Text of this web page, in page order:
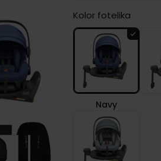
Kolor fotelika
Navy